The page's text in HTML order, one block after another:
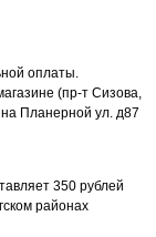
оплаты.
(пр-т Сизова,
Планерной ул. д87
350 рублей
районах